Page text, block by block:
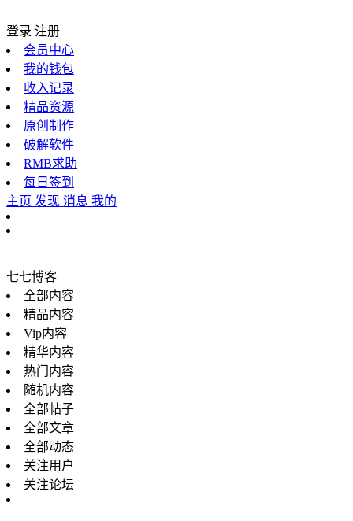
登录 注册
会员中心
我的钱包
收入记录
精品资源
原创制作
破解软件
RMB求助
每日签到
主页 发现 消息 我的
七七博客
全部内容
精品内容
Vip内容
精华内容
热门内容
随机内容
全部帖子
全部文章
全部动态
关注用户
关注论坛